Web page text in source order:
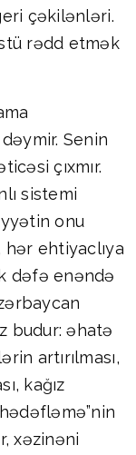
çəkilənləri.
rədd etmək
Senin
çıxmır.
sistemi
onu
ehtiyaclıya
dəfə enəndə
budur: əhatə
artırılması,
kağız
xəzinəni